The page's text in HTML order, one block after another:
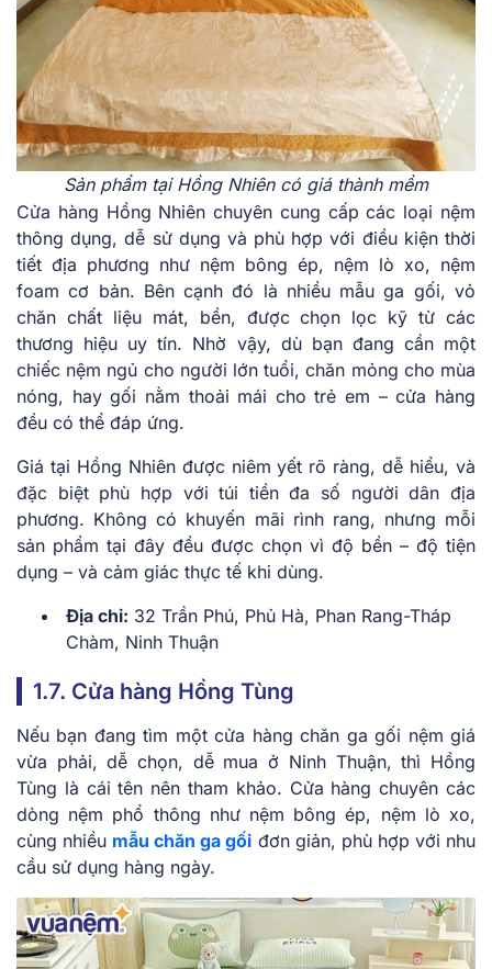
Sản phẩm tại Hồng Nhiên có giá thành mềm
Cửa hàng Hồng Nhiên chuyên cung cấp các loại nệm
thông dụng, dễ sử dụng và phù hợp với điều kiện thời
tiết địa phương như nệm bông ép, nệm lò xo, nệm
foam cơ bản. Bên cạnh đó là nhiều mẫu ga gối, vỏ
chăn chất liệu mát, bền, được chọn lọc kỹ từ các
thương hiệu uy tín. Nhờ vậy, dù bạn đang cần một
chiếc nệm ngủ cho người lớn tuổi, chăn mỏng cho mùa
nóng, hay gối nằm thoải mái cho trẻ em – cửa hàng
đều có thể đáp ứng.
Giá tại Hồng Nhiên được niêm yết rõ ràng, dễ hiểu, và
đặc biệt phù hợp với túi tiền đa số người dân địa
phương. Không có khuyến mãi rình rang, nhưng mỗi
sản phẩm tại đây đều được chọn vì độ bền – độ tiện
dụng – và cảm giác thực tế khi dùng.
Địa chỉ: 32 Trần Phú, Phủ Hà, Phan Rang-Tháp
Chàm, Ninh Thuận
1.7. Cửa hàng Hồng Tùng
Nếu bạn đang tìm một cửa hàng chăn ga gối nệm giá
vừa phải, dễ chọn, dễ mua ở Ninh Thuận, thì Hồng
Tùng là cái tên nên tham khảo. Cửa hàng chuyên các
dòng nệm phổ thông như nệm bông ép, nệm lò xo,
cùng nhiều mẫu chăn ga gối đơn giản, phù hợp với nhu
cầu sử dụng hàng ngày.